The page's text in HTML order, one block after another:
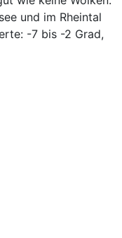
und im Rheintal
-7 bis -2 Grad,